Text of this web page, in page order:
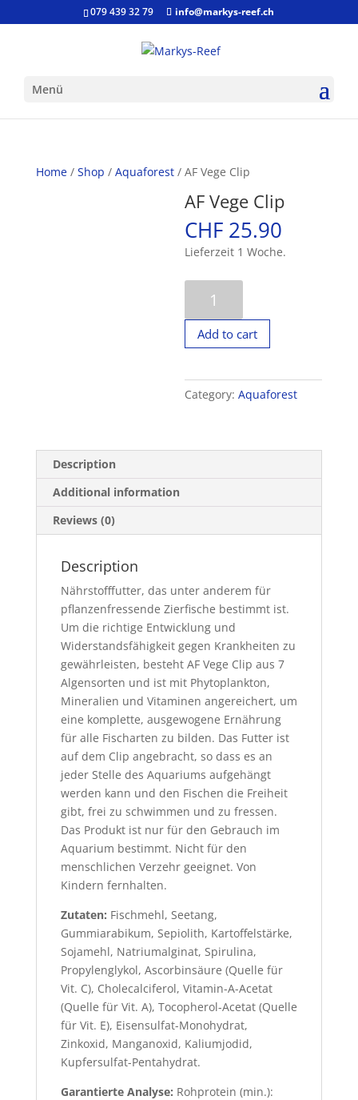
079 439 32 79 info@markys-reef.ch
Menü
Home/ Shop / Aquaforest/ AF Vege Clip
AF Vege Clip
CHF 25.90
Lieferzeit 1 Woche.
Clip
quantity
Add to cart
Category:Aquaforest
Description
Additional information
Reviews (0)
Description
Nährstofffutter, das unter anderem für
pflanzenfressende Zierfische bestimmt ist.
Um die richtige Entwicklung und
Widerstandsfähigkeit gegen Krankheiten zu
gewährleisten, besteht AF Vege Clip aus 7
Algensorten und ist mit Phytoplankton,
Mineralien und Vitaminen angereichert, um
eine komplette, ausgewogene Ernährung
für alle Fischarten zu bilden. Das Futter ist
auf dem Clip angebracht, so dass es an
jeder Stelle des Aquariums aufgehängt
werden kann und den Fischen die Freiheit
gibt, frei zu schwimmen und zu fressen.
Das Produkt ist nur für den Gebrauch im
Aquarium bestimmt. Nicht für den
menschlichen Verzehr geeignet. Von
Kindern fernhalten.
Zutaten: Fischmehl, Seetang,
Gummiarabikum, Sepiolith, Kartoffelstärke,
Sojamehl, Natriumalginat, Spirulina,
Propylenglykol, Ascorbinsäure (Quelle für
Vit. C), Cholecalciferol, Vitamin-A-Acetat
(Quelle für Vit. A), Tocopherol-Acetat (Quelle
für Vit. E), Eisensulfat-Monohydrat,
Zinkoxid, Manganoxid, Kaliumjodid,
Kupfersulfat-Pentahydrat.
Garantierte Analyse: Rohprotein (min.):